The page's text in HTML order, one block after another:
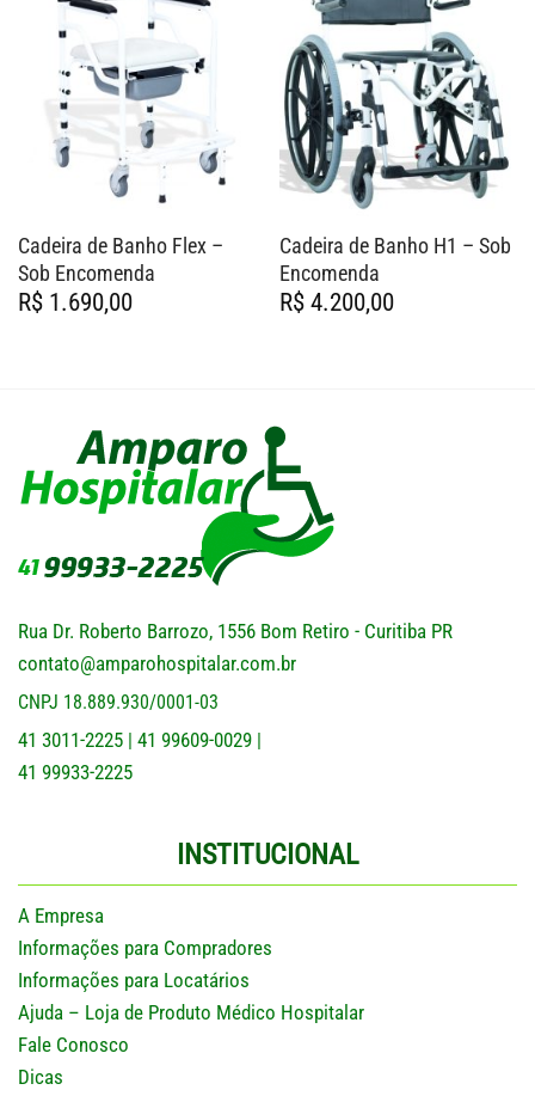
Cadeira de Banho Flex –
Sob Encomenda
R$1.690,00
Cadeira de Banho H1 – Sob
Encomenda
R$4.200,00
Rua Dr. Roberto Barrozo, 1556 Bom Retiro - Curitiba PR
contato@amparohospitalar.com.br
CNPJ 18.889.930/0001-03
41 3011-2225 41 99609-0029
41 99933-2225
INSTITUCIONAL
A Empresa
Informações para Compradores
Informações para Locatários
Ajuda – Loja de Produto Médico Hospitalar
Fale Conosco
Dicas